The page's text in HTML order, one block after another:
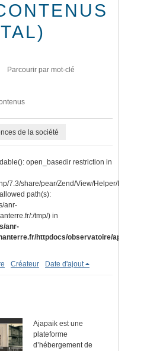
Parcourir par mot-clé
de la société
open_basedir restriction in
7.3/share/pear/Zend/View/Helper/Navigation/
path(s):
anr-
:/tmp/) in
anr-
httpdocs/observatoire/application/
Créateur Date d'ajout
Ajapaik est une
plateforme
d’hébergement de